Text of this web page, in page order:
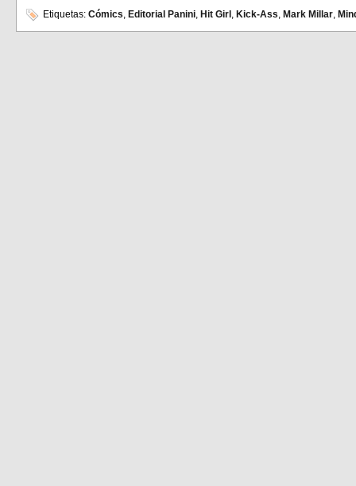
en
Facebook
(Se
en
(Se
Etiquetas: Cómics, Editorial Panini, Hit Girl , Kick-Ass, Mark Millar,